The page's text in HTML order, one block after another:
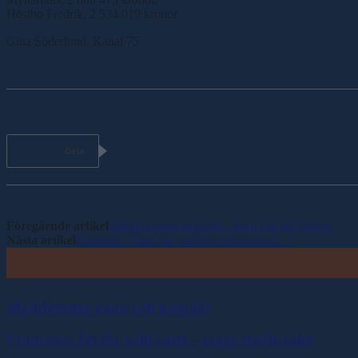
Höstbo Fredrik, 2 534 019 kronor.
Gina Söderlund, Kanal 75
Föregående artikelStjärntränaren stoppad – kom inte in i Norge
Nästa artikelExperten: ”Han blir oerhört svårstoppad…”
Majblomster vann och kom lös
Francesco Zet får wild card – jagar tredje raka